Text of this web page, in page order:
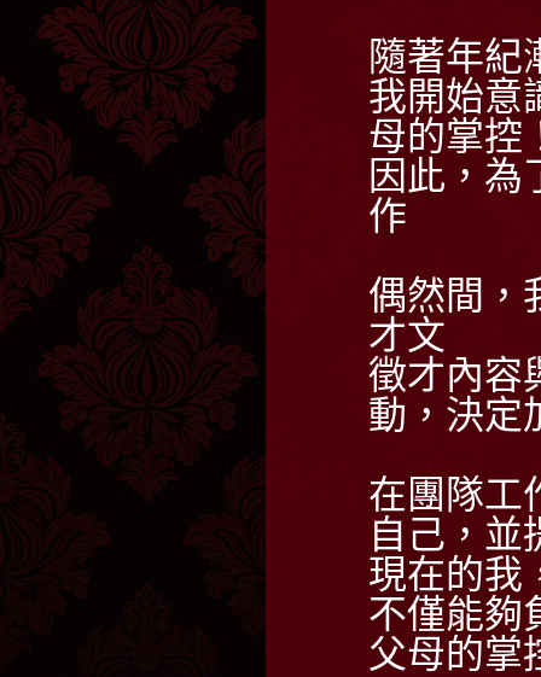
隨著年紀
我開始意
母的掌控
因此，為
作
偶然間，
才文
徵才內容
動，決定
在團隊工
自己，並
現在的我
不僅能夠
父母的掌